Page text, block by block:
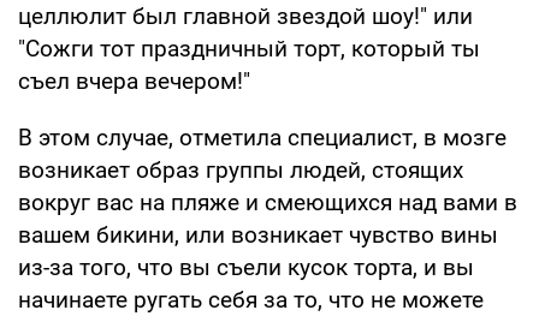
целлюлит был главной звездой шоу!" или
"Сожги тот праздничный торт, который ты
съел вчера вечером!"
В этом случае, отметила специалист, в мозге
возникает образ группы людей, стоящих
вокруг вас на пляже и смеющихся над вами в
вашем бикини, или возникает чувство вины
из-за того, что вы съели кусок торта, и вы
начинаете ругать себя за то, что не можете